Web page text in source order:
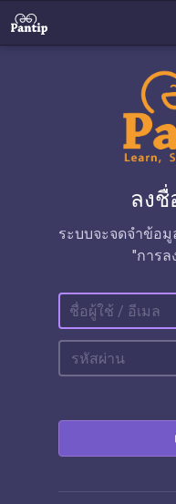
ลงชื่
ระบบจะจดจำข้อ
"การล